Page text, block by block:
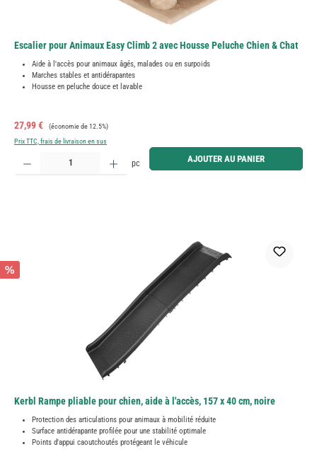
Escalier pour Animaux Easy Climb 2 avec Housse Peluche Chien & Chat
Aide à l'accès pour animaux âgés, malades ou en surpoids
Marches stables et antidérapantes
Housse en peluche douce et lavable
Prix de vente :
27,99 € Prix régulier :
(économie de 12.5%)
Prix TTC, frais de livraison en sus
Quantité de produit : Entrez la quantité souhaitée ou utilisez les boutons pour augmenter ou
pc AJOUTER AU PANIER
%
Kerbl Rampe pliable pour chien, aide à l'accès, 157 x 40 cm, noire
Protection des articulations pour animaux à mobilité réduite
Surface antidérapante profilée pour une stabilité optimale
Points d'appui caoutchoutés protégeant le véhicule